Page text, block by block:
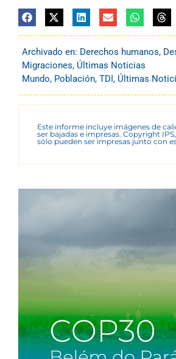
Archivado en: Derechos humanos,
Migraciones, Últimas Noticias
Mundo, Población, TDI, Últimas
Este informe incluye imágenes de
ser bajadas e impresas. Copyright
sólo pueden ser impresas junto con